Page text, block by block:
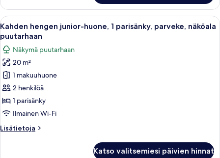
design-
huone
Avaa
kaikki
huonetyypin
Kahden
hengen
junior-
huone,
1
parisänky,
näköala
Makuuhuone, jossa on sänky,
7
Kahden hengen junior-huone, 1 parisänky, parveke, näköala
puutarhaan
Näkymä puutarhaan
20 m²
1 makuuhuone
2 henkilöä
1 parisänky
Ilmainen Wi-Fi
Lisätietoja
Lisätietoja
Katso valitsemiesi päivien hinnat